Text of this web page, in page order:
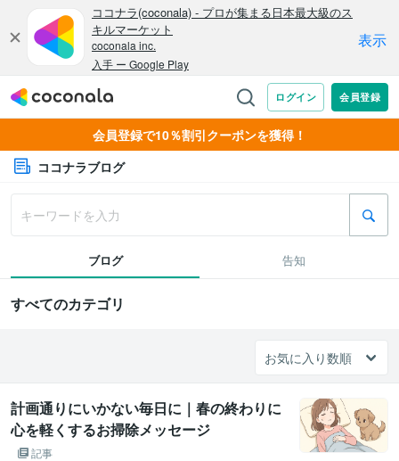
会員登録で10％割引クーポンを獲得！
ココナラブログ
ブログ 告知
すべてのカテゴリ
計画通りにいかない毎日に｜春の終わりに
心を軽くするお掃除メッセージ
記事